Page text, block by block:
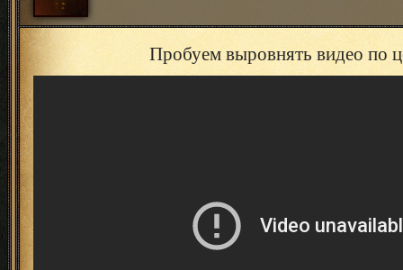
Пробуем выровнять видео по